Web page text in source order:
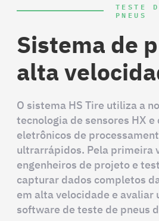
TESTE
PNEUS
Sistema de
alta
O sistema HS Tire utiliza a
tecnologia de sensores HX
eletrônicos de
ultrarrápidos. Pela primeira
engenheiros de projeto e
capturar dados completos
em alta velocidade e avaliar
software de teste de pneus